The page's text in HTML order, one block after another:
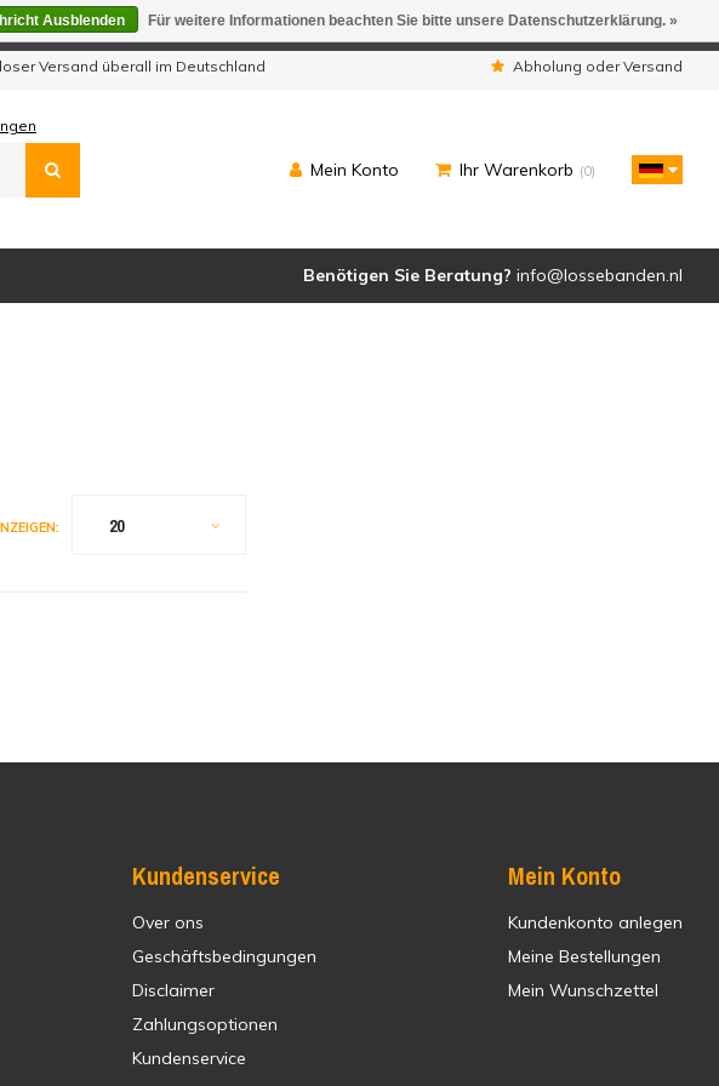
Versand überall im Deutschland Abholung oder Versand
Mein Konto Ihr Warenkorb (0)
Benötigen Sie Beratung? info@lossebanden.nl
20
Kundenservice
Over ons
Geschäftsbedingungen
Disclaimer
Zahlungsoptionen
Kundenservice
Mein Konto
Kundenkonto anlegen
Meine Bestellungen
Mein Wunschzettel
Ausblenden Für weitere Informationen beachten Sie bitte unsere Datenschutzerklärung. »
Bestellungen werden geliefert.